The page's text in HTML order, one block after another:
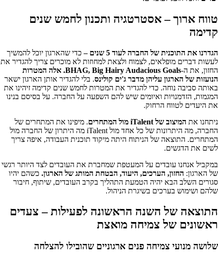
טווח ארוך – אסטרטגיה ותכנון לחמש שנים
קדימה
הגדרנו את התוכנית של החברה לעוד 5 שנים –כדי שהארגון יוכל להמשיך
לעשות דברים מופלאים, לצמוח ולצאת למחוזות לא מוכרים צריך להגדיר את
החזון, את ה-
BHAG, Big Hairy Audacious Goals
. אלה המטרות
הנועזות של הארגון עליהן מדבר ג'ים קולינס. בלי להגדיר אותן הארגון ישאר
באותה סביבה נוחה. כדי להגדיר את המטרות לחמש שנים קדימה זיהינו את
המגמות, הזדמנויות ואיומים שיש להם השפעה על החברה. על בסיסם בנינו
את היעדים לטווח הרחוק.
ניתחנו את המיצוב של מול המתחרים. מיפינו את המתחרים של
החברה, מה היתרונות של כל אחד מול iTalent מה היתרון של החברה מול
המתחרים. התוצאה של הניתוח היתה מיקוד תוכנית העבודה, איפה צריך
לשים את הדגשים.
במקביל אנחנו עובדים על המעטפת שמחברת את העובדים לצד היותר רגשי
של הארגון: החזון, הערכים, היעוד, הבטחת המותג של הארגון. כשהם יהיו
סגורים השלב הבא יהיה הטמעת התהליך בקרב העובדים, שיתוף, חיבור
שלהם ושימוש בערכים בשיגרת הניהול.
התוצאה של השנה הראשונה לפעילות – צעדים
ראשונים של צמיחה מואצת
שלושה מנועי צמיחה פנים ארגוניים שהובילו להצלחה